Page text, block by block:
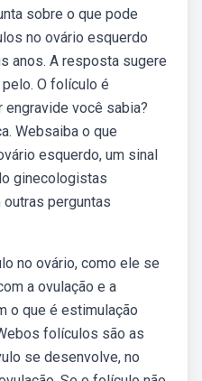
sobre o que pode
no ovário esquerdo
anos. A resposta sugere
O folículo é
engravide você sabia?
Websaiba o que
esquerdo, um sinal
ginecologistas
perguntas
no ovário, como ele se
a ovulação e a
o que é estimulação
folículos são as
se desenvolve, no